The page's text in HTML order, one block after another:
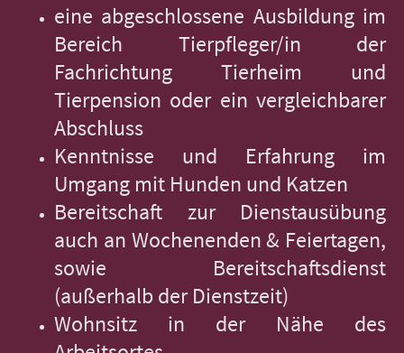
eine abgeschlossene Ausbildung im
Bereich Tierpfleger/in der
Fachrichtung Tierheim und
Tierpension oder ein vergleichbarer
Abschluss
Kenntnisse und Erfahrung im
Umgang mit Hunden und Katzen
Bereitschaft zur Dienstausübung
auch an Wochenenden & Feiertagen,
sowie Bereitschaftsdienst
(außerhalb der Dienstzeit)
Wohnsitz in der Nähe des